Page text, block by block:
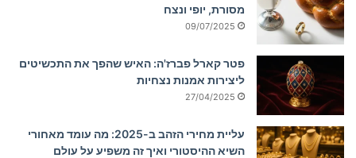
מסורת, יופי ונצח
09/07/2025
פטר קארל פברז'ה: האיש שהפך את התכשיטים
ליצירות אמנות נצחיות
27/04/2025
עליית מחירי הזהב ב-2025: מה עומד מאחורי
השיא ההיסטורי ואיך זה משפיע על עולם